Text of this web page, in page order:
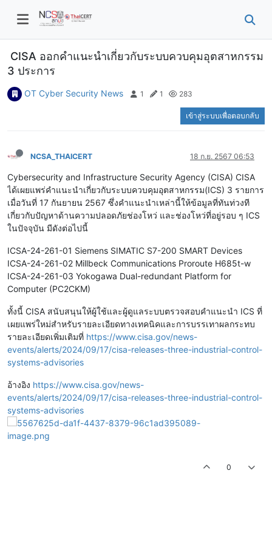
CISA ออกคำแนะนำเกี่ยวกับระบบควบคุมอุตสาหกรรม
3 ประการ
OT Cyber Security News 1 1 283
เข้าสู่ระบบเพื่อตอบกลับ
NCSA_THAICERT 18 ก.ย. 2567 06:53
Cybersecurity and Infrastructure Security Agency (CISA) CISA
ได้เผยแพร่คำแนะนำเกี่ยวกับระบบควบคุมอุตสาหกรรม(ICS) 3 รายการ
เมื่อวันที่ 17 กันยายน 2567 ซึ่งคำแนะนำเหล่านี้ให้ข้อมูลที่ทันท่วงที
เกี่ยวกับปัญหาด้านความปลอดภัยช่องโหว่ และช่องโหว่ที่อยู่รอบ ๆ ICS
ในปัจจุบัน มีดังต่อไปนี้
ICSA-24-261-01 Siemens SIMATIC S7-200 SMART Devices
ICSA-24-261-02 Millbeck Communications Proroute H685t-w
ICSA-24-261-03 Yokogawa Dual-redundant Platform for
Computer (PC2CKM)
ทั้งนี้ CISA สนับสนุนให้ผู้ใช้และผู้ดูแลระบบตรวจสอบคำแนะนำ ICS ที่
เผยแพร่ใหม่สำหรับรายละเอียดทางเทคนิคและการบรรเทาผลกระทบ
รายละเอียดเพิ่มเติมที่ https://www.cisa.gov/news-
events/alerts/2024/09/17/cisa-releases-three-industrial-control-
systems-advisories
อ้างอิง https://www.cisa.gov/news-
events/alerts/2024/09/17/cisa-releases-three-industrial-control-
systems-advisories
0